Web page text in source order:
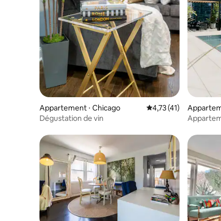
Appartement ⋅ Chicago Évaluation moyenne
4,73 (41)
Dégustation de vin